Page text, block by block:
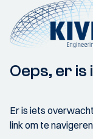
Oeps, er is
Er is iets
link om te